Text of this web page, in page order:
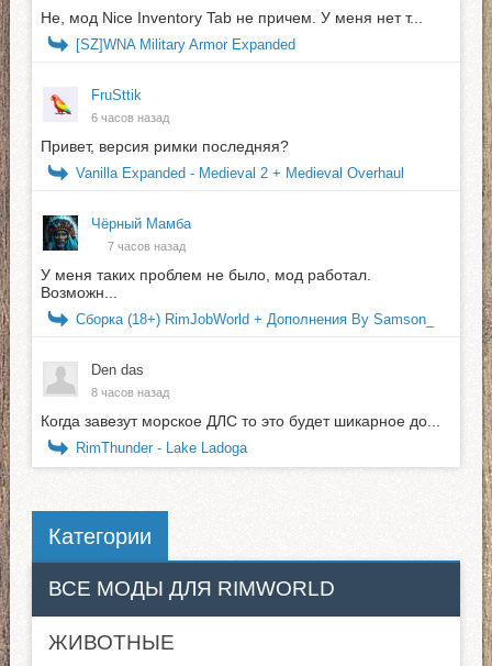
Не, мод Nice Inventory Tab не причем. У меня нет т...
[SZ]WNA Military Armor Expanded
FruSttik
6 часов назад
Привет, версия римки последняя?
Vanilla Expanded - Medieval 2 + Medieval Overhaul
Чёрный Мамба
7 часов назад
У меня таких проблем не было, мод работал.
Возможн...
Сборка (18+) RimJobWorld + Дополнения By Samson_
Den das
8 часов назад
Когда завезут морское ДЛС то это будет шикарное до...
RimThunder - Lake Ladoga
Категории
ВСЕ МОДЫ ДЛЯ RIMWORLD
ЖИВОТНЫЕ